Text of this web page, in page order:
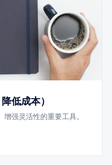
低成本）
强灵活性的重要工具。